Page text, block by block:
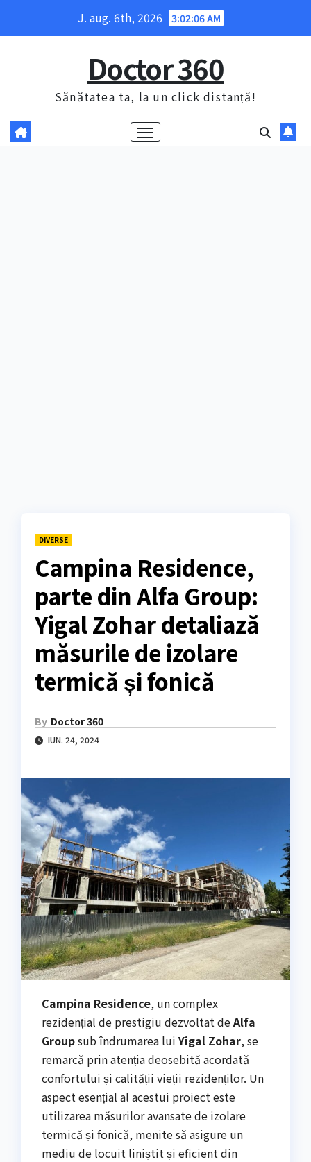
J. aug. 6th, 2026 3:02:07 AM
Doctor 360
Sănătatea ta, la un click distanță!
DIVERSE
Campina Residence,
parte din Alfa Group:
Yigal Zohar detaliază
măsurile de izolare
termică și fonică
By Doctor 360
IUN. 24, 2024
Campina Residence, un complex
rezidențial de prestigiu dezvoltat deAlfa
Groupsub îndrumarea luiYigal Zohar, se
remarcă prin atenția deosebită acordată
confortului și calității vieții rezidenților. Un
aspect esențial al acestui proiect este
utilizarea măsurilor avansate de izolare
termică și fonică, menite să asigure un
mediu de locuit liniștit și eficient din